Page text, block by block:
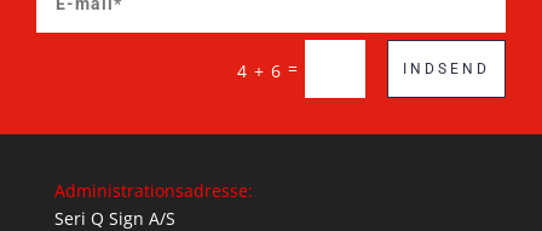
4 + 6 = INDSEND
Administrationsadresse:
Seri Q Sign A/S